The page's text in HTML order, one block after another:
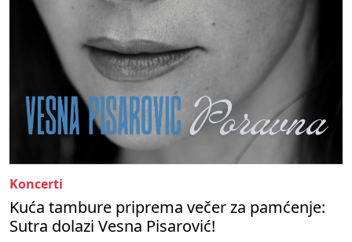
Koncerti
Kuća tambure priprema večer za pamćenje:
Sutra dolazi Vesna Pisarović!